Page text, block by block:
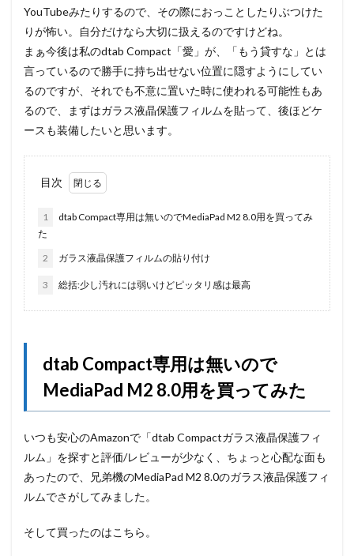
YouTubeみたりするので、その際におっことしたりぶつけた
りが怖い。自分だけなら大切に扱えるのですけどね。
まぁ今後は私のdtab Compact「愛」が、「もう貸すな」とは
言っているので勝手に持ち出せない位置に隠すようにしてい
るのですが、それでも不意に置いた時に使われる可能性もあ
るので、まずはガラス液晶保護フィルムを貼って、後ほどケ
ースも装備したいと思います。
目次
1
dtab Compact専用は無いのでMediaPad M2 8.0用を買ってみ
た
2 ガラス液晶保護フィルムの貼り付け
3 総括:少し汚れには弱いけどピッタリ感は最高
dtab Compact専用は無いので
MediaPad M2 8.0用を買ってみた
いつも安心のAmazonで「dtab Compactガラス液晶保護フィ
ルム」を探すと評価/レビューが少なく、ちょっと心配な面も
あったので、兄弟機のMediaPad M2 8.0のガラス液晶保護フィ
ルムでさがしてみました。
そして買ったのはこちら。